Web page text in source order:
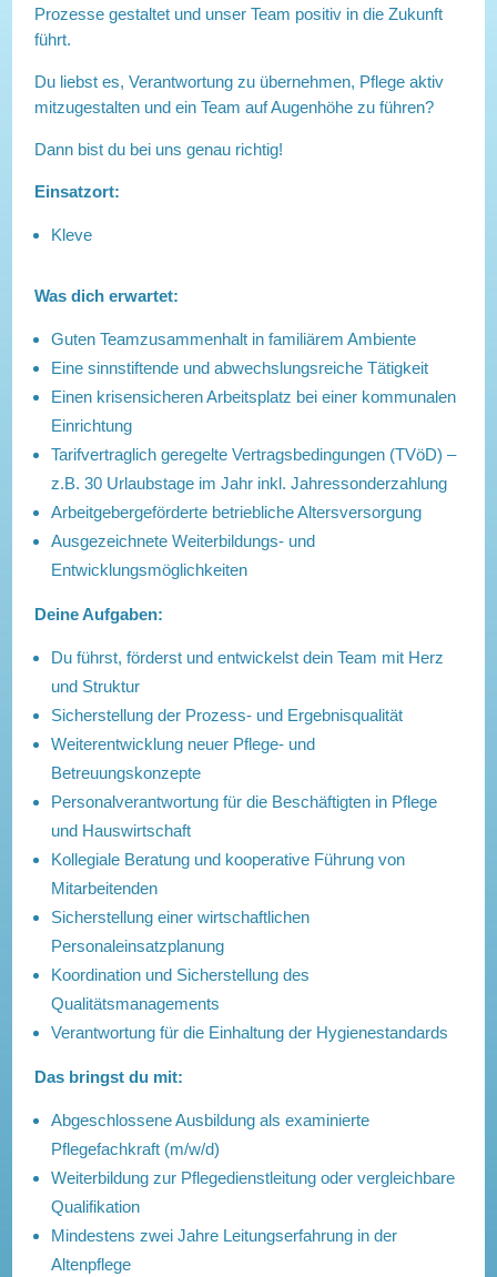
Prozesse gestaltet und unser Team positiv in die Zukunft
führt.
Du liebst es, Verantwortung zu übernehmen, Pflege aktiv
mitzugestalten und ein Team auf Augenhöhe zu führen?
Dann bist du bei uns genau richtig!
Einsatzort:
Kleve
Was dich erwartet:
Guten Teamzusammenhalt in familiärem Ambiente
Eine sinnstiftende und abwechslungsreiche Tätigkeit
Einen krisensicheren Arbeitsplatz bei einer kommunalen
Einrichtung
Tarifvertraglich geregelte Vertragsbedingungen (TVöD) –
z.B. 30 Urlaubstage im Jahr inkl. Jahressonderzahlung
Arbeit­ge­ber­ge­förderte betriebliche Altersversorgung
Ausgezeichnete Weiterbildungs- und
Entwicklungsmöglichkeiten
Deine Aufgaben:
Du führst, förderst und entwickelst dein Team mit Herz
und Struktur
Sicherstellung der Prozess- und Ergebnisqualität
Weiterentwicklung neuer Pflege- und
Betreuungskonzepte
Personalverantwortung für die Beschäftigten in Pflege
und Hauswirtschaft
Kollegiale Beratung und kooperative Führung von
Mitarbeitenden
Sicherstellung einer wirtschaftlichen
Personaleinsatzplanung
Koordination und Sicherstellung des
Qualitätsmanagements
Verantwortung für die Einhaltung der Hygienestandards
Das bringst du mit:
Abgeschlossene Ausbildung als examinierte
Pflegefachkraft (m/w/d)
Weiterbildung zur Pflegedienstleitung oder vergleichbare
Qualifikation
Mindestens zwei Jahre Leitungserfahrung in der
Altenpflege